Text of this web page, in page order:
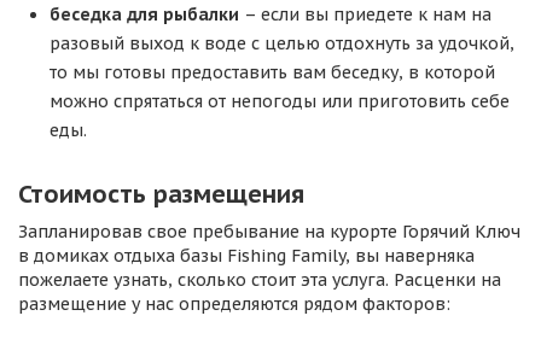
беседка для рыбалки – если вы приедете к нам на
разовый выход к воде с целью отдохнуть за удочкой,
то мы готовы предоставить вам беседку, в которой
можно спрятаться от непогоды или приготовить себе
еды.
Стоимость размещения
Запланировав свое пребывание на курорте Горячий Ключ
в домиках отдыха базы Fishing Family, вы наверняка
пожелаете узнать, сколько стоит эта услуга. Расценки на
размещение у нас определяются рядом факторов: